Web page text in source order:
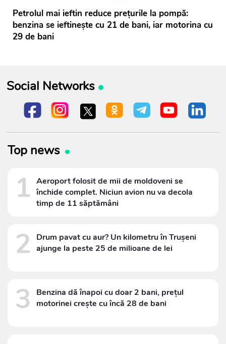
Petrolul mai ieftin reduce prețurile la pompă:
benzina se ieftinește cu 21 de bani, iar motorina cu
29 de bani
Social Networks
Top news
1 Aeroport folosit de mii de moldoveni se
închide complet. Niciun avion nu va decola
timp de 11 săptămâni
2
Drum pavat cu aur? Un kilometru în Trușeni
ajunge la peste 25 de milioane de lei
3
Benzina dă înapoi cu doar 2 bani, prețul
motorinei crește cu încă 28 de bani